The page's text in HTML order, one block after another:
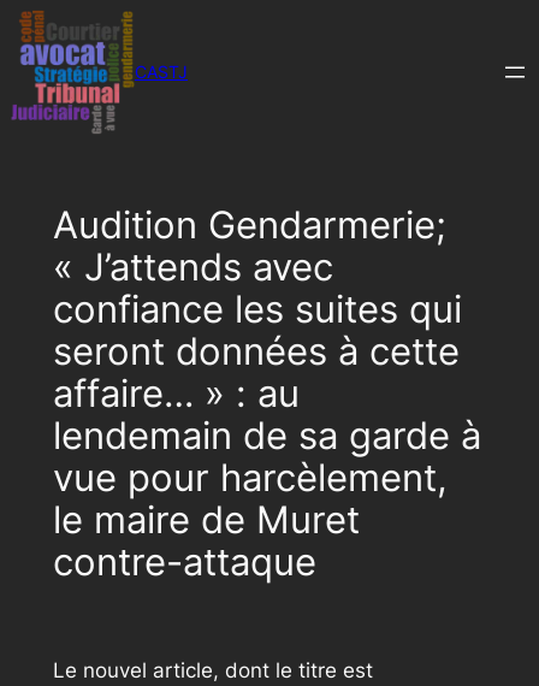
Aller
au
contenu
CASTJ
Audition Gendarmerie;
« J’attends avec
confiance les suites qui
seront données à cette
affaire… » : au
lendemain de sa garde à
vue pour harcèlement,
le maire de Muret
contre-attaque
Le nouvel article, dont le titre est